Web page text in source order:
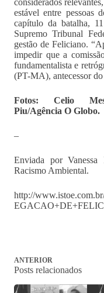
considerados
estável entre pessoas
capítulo da batalha,
Supremo Tribunal
gestão de Feliciano.
impedir que a
fundamentalista e
(PT-MA), antecessor
Fotos: Celio
Piu/Agência O Globo.
–
Enviada por Vanessa
Racismo Ambiental.
http://
ANTERIOR
Posts relacionados